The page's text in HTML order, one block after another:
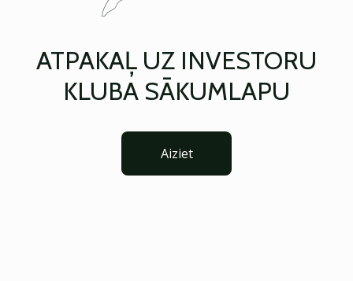
ATPAKAĻ UZ INVESTORU
KLUBA SĀKUMLAPU
Aiziet